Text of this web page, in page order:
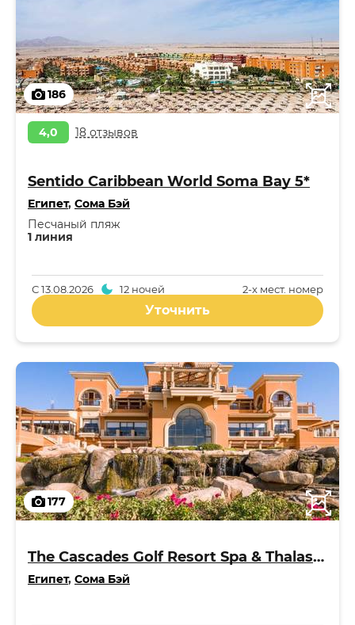
186
4,0 18 отзывов
Sentido Caribbean World Soma Bay 5*
Египет, Сома Бэй
1 линия
Песчаный пляж
2-x мест. номер
С13.08.2026 12 ночей
Уточнить
177
The Cascades Golf Resort Spa & Thalasso 5*
Египет, Сома Бэй